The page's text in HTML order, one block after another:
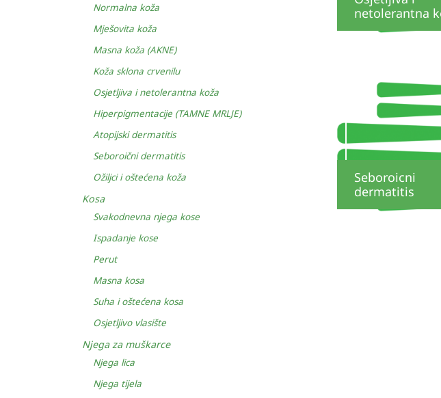
netolerantna
Seboroicni
dermatitis
Normalna koža
Mješovita koža
Masna koža (AKNE)
Koža sklona crvenilu
Osjetljiva i netolerantna koža
Hiperpigmentacije (TAMNE MRLJE)
Atopijski dermatitis
Seboroični dermatitis
Ožiljci i oštećena koža
Kosa
Svakodnevna njega kose
Ispadanje kose
Perut
Masna kosa
Suha i oštećena kosa
Osjetljivo vlasište
Njega za muškarce
Njega lica
Njega tijela